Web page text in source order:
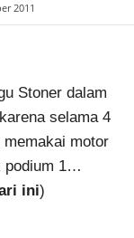
2011
Stoner dalam
selama 4
memakai motor
podium 1…
ini)